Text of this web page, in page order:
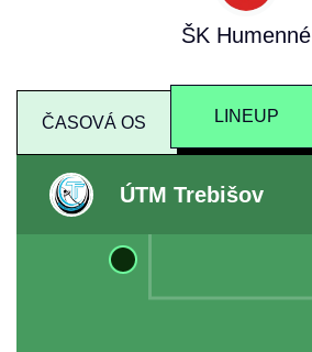
ŠK Humenné
ČASOVÁ OS LINEUP
ÚTM Trebišov